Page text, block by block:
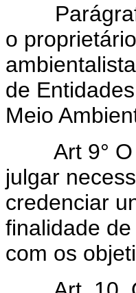
o
de
Meio
Art 9°
julgar
credenciar
finalidade
com os